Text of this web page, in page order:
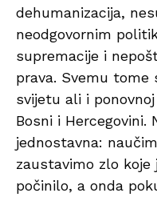
dehumanizacija,
neodgovornim
supremacije i
prava. Svemu tome
svijetu ali i
Bosni i Hercegovini.
jednostavna:
zaustavimo zlo
počinilo, a onda